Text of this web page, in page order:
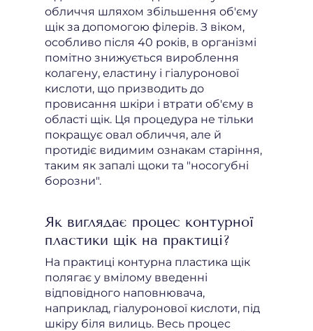
обличчя шляхом збільшення об'єму
щік за допомогою філерів. З віком,
особливо після 40 років, в організмі
помітно знижується вироблення
колагену, еластину і гіалуронової
кислоти, що призводить до
провисання шкіри і втрати об'єму в
області щік. Ця процедура не тільки
покращує овал обличчя, але й
протидіє видимим ознакам старіння,
таким як запалі щоки та "носогубні
борозни".
Як виглядає процес контурної
пластики щік на практиці?
На практиці контурна пластика щік
полягає у вмілому введенні
відповідного наповнювача,
наприклад, гіалуронової кислоти, під
шкіру біля вилиць. Весь процес